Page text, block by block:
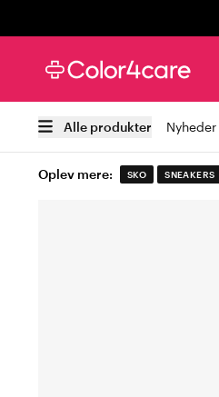
Alle produkter Nyheder
Oplev mere: SKO SNEAKERS